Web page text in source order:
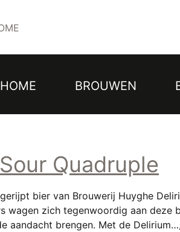
HOME BROUWEN
Quadruple
bier van Brouwerij Huyghe
wagen zich tegenwoordig aan
aandacht brengen. Met de